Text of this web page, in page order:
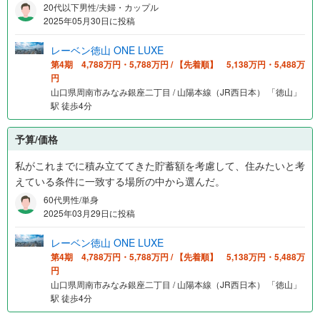
20代以下男性/夫婦・カップル
2025年05月30日に投稿
レーベン徳山 ONE LUXE
第4期 4,788万円・5,788万円 / 【先着順】 5,138万円・5,488万
円
山口県周南市みなみ銀座二丁目 / 山陽本線（JR西日本） 「徳山」
駅 徒歩4分
予算/価格
私がこれまでに積み立ててきた貯蓄額を考慮して、住みたいと考
えている条件に一致する場所の中から選んだ。
60代男性/単身
2025年03月29日に投稿
レーベン徳山 ONE LUXE
第4期 4,788万円・5,788万円 / 【先着順】 5,138万円・5,488万
円
山口県周南市みなみ銀座二丁目 / 山陽本線（JR西日本） 「徳山」
駅 徒歩4分